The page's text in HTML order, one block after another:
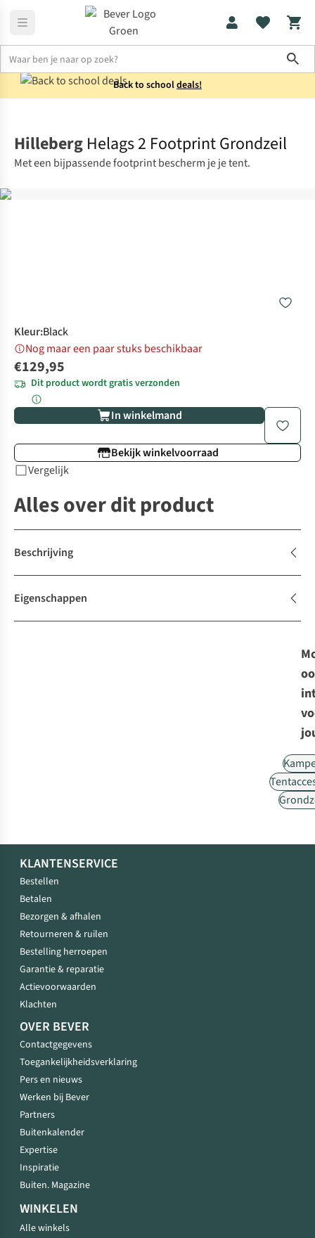
Back to schooldeals!
Hilleberg Helags 2 Footprint Grondzeil
Met een bijpassende footprint bescherm je je tent.
Kleur:Black
Nog maar een paar stuks beschikbaar
€129,95
Dit product wordt gratis verzonden
In winkelmand
Bekijk winkelvoorraad
Vergelijk
Alles over dit product
Beschrijving
Eigenschappen
KLANTENSERVICE
Bestellen
Betalen
Bezorgen & afhalen
Retourneren & ruilen
Bestelling herroepen
Garantie & reparatie
Actievoorwaarden
Klachten
OVER BEVER
Contactgegevens
Toegankelijkheidsverklaring
Pers en nieuws
Werken bij Bever
Partners
Buitenkalender
Expertise
Inspiratie
Buiten. Magazine
WINKELEN
Alle winkels